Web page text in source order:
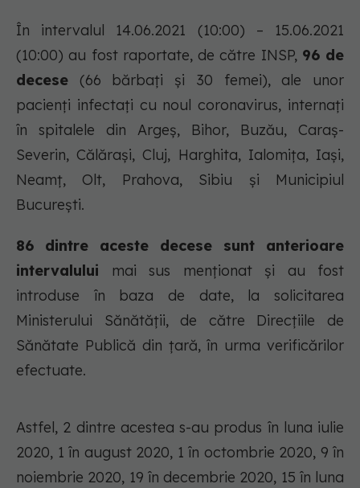
În intervalul 14.06.2021 (10:00) – 15.06.2021
(10:00) au fost raportate, de către INSP, 96 de
decese (66 bărbați și 30 femei), ale unor
pacienți infectați cu noul coronavirus, internați
în spitalele din Argeș, Bihor, Buzău, Caraș-
Severin, Călărași, Cluj, Harghita, Ialomița, Iași,
Neamț, Olt, Prahova, Sibiu și Municipiul
București.
86 dintre aceste decese sunt anterioare
intervalului mai sus menționat și au fost
introduse în baza de date, la solicitarea
Ministerului Sănătății, de către Direcțiile de
Sănătate Publică din țară, în urma verificărilor
efectuate.
Astfel, 2 dintre acestea s-au produs în luna iulie
2020, 1 în august 2020, 1 în octombrie 2020, 9 în
noiembrie 2020, 19 în decembrie 2020, 15 în luna